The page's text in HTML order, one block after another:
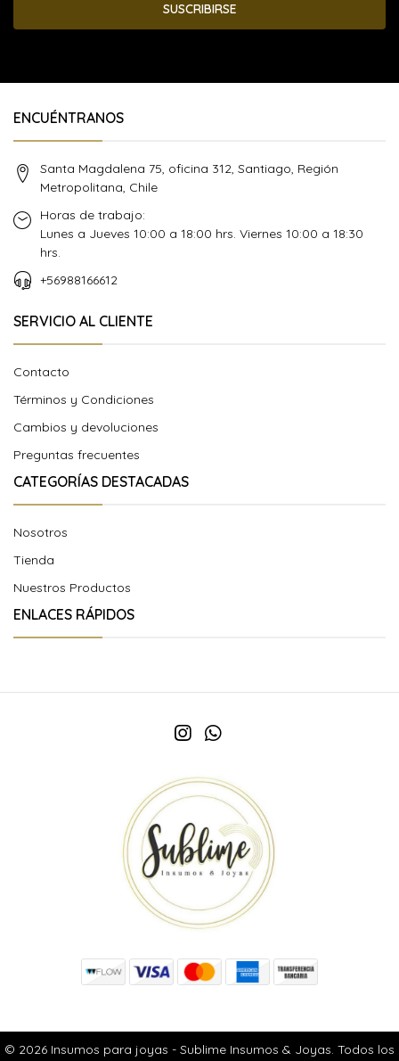
SUSCRIBIRSE
ENCUÉNTRANOS
Santa Magdalena 75, oficina 312, Santiago, Región
Metropolitana, Chile
Horas de trabajo:
Lunes a Jueves 10:00 a 18:00 hrs. Viernes 10:00 a 18:30
hrs.
+56988166612
SERVICIO AL CLIENTE
Contacto
Términos y Condiciones
Cambios y devoluciones
Preguntas frecuentes
CATEGORÍAS DESTACADAS
Nosotros
Tienda
Nuestros Productos
ENLACES RÁPIDOS
© 2026 Insumos para joyas - Sublime Insumos & Joyas. Todos los